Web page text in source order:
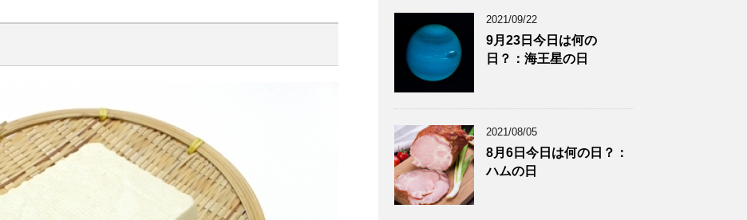
2021/09/22
9月23日今日は何の
日？：海王星の日
2021/08/05
8月6日今日は何の日？：
ハムの日